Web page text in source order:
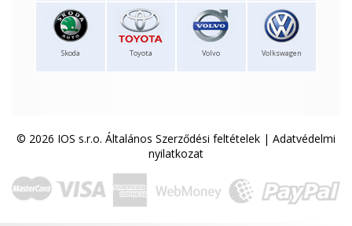
Skoda Toyota Volvo Volkswagen
© 2026 IOS s.r.o. Általános Szerződési feltételek | Adatvédelmi
nyilatkozat